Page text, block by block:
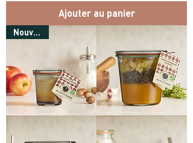
Ajouter au panier
Nouveau !